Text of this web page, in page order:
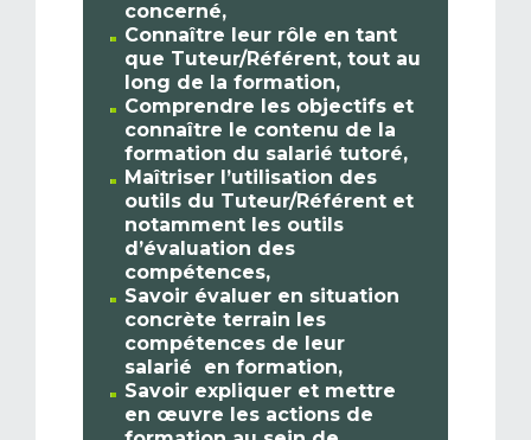
concerné,
Connaître
leur rôle en tant
que Tuteur/Référent, tout au
long de la formation,
Comprendre les objectifs et
connaître le contenu de la
formation du salarié tutoré,
Maîtriser l’utilisation des
outils du Tuteur/Référent et
notamment les outils
d’évaluation des
compétences,
Savoir évaluer en situation
concrète terrain les
compétences de leur
salarié en formation,
Savoir expliquer et mettre
en œuvre les actions de